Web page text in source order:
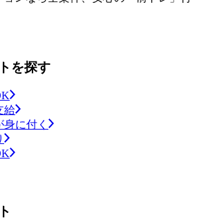
を探す
給
に付く